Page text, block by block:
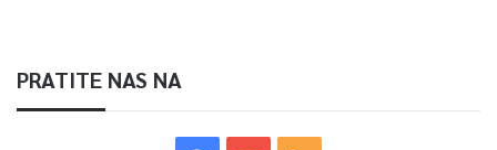
PRATITE NAS NA